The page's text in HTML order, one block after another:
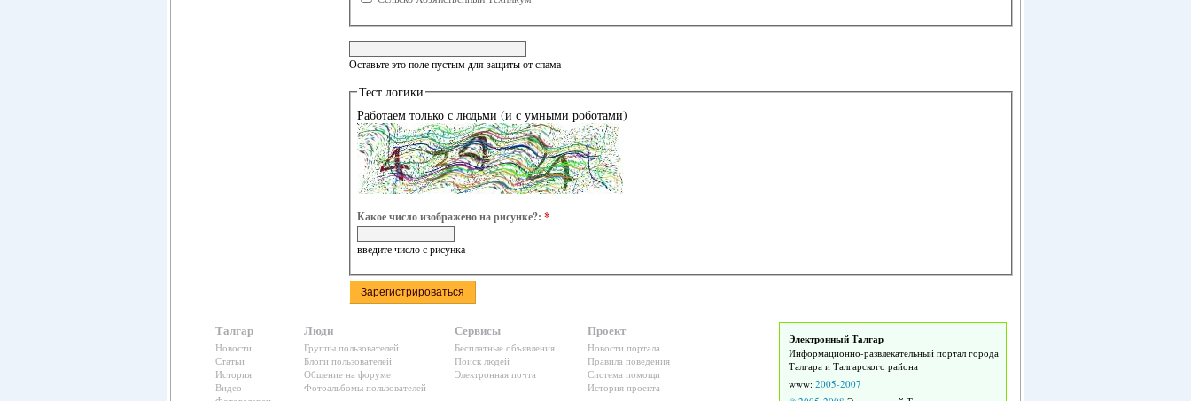
Оставьте это поле пустым для защиты от спама
Тест логики
Работаем только с людьми (и с умными роботами)
Какое число изображено на рисунке?: *
введите число с рисунка
Талгар
Новости
Статьи
История
Видео
Люди
Группы пользователей
Блоги пользователей
Общение на форуме
Фотоальбомы пользователей
Сервисы
Бесплатные объявления
Поиск людей
Электронная почта
Проект
Новости портала
Правила поведения
Система помощи
История проекта
Электронный Талгар
Информационно-развлекательный портал города
Талгара и Талгарского района
www: 2005-2007